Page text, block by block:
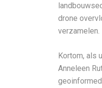
drone
verzamelen.
Kortom, als
Anneleen